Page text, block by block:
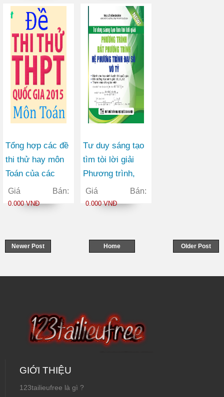
Tổng hợp các đề
thi thử hay môn
Toán của các
trường 2016 - Có
đáp án chi tiết
Giá Bán:
0.000 VNĐ
Tư duy sáng tạo
tìm tòi lời giải
Phương trình,
Bất phương trình,
Hệ phương trình
Giá Bán:
0.000 VNĐ
Newer Post Older Post
Home
GIỚI THIỆU
123tailieufree là gì ?